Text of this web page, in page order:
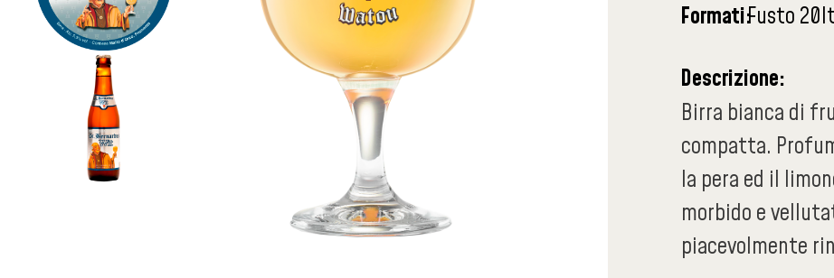
Formati:Fusto 20lt
Descrizione:
Birra bianca di
compatta.
la pera ed il
morbido e
piacevolmente